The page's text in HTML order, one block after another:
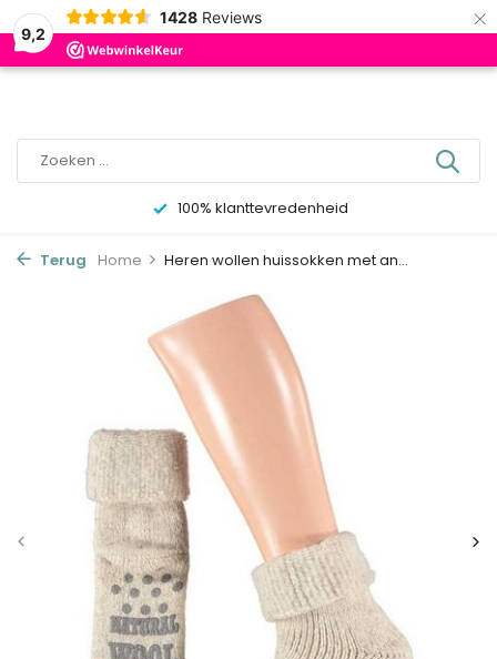
9,2
1428 Reviews ×
0
100% klanttevredenheid
Terug Home Heren wollen huissokken met an...